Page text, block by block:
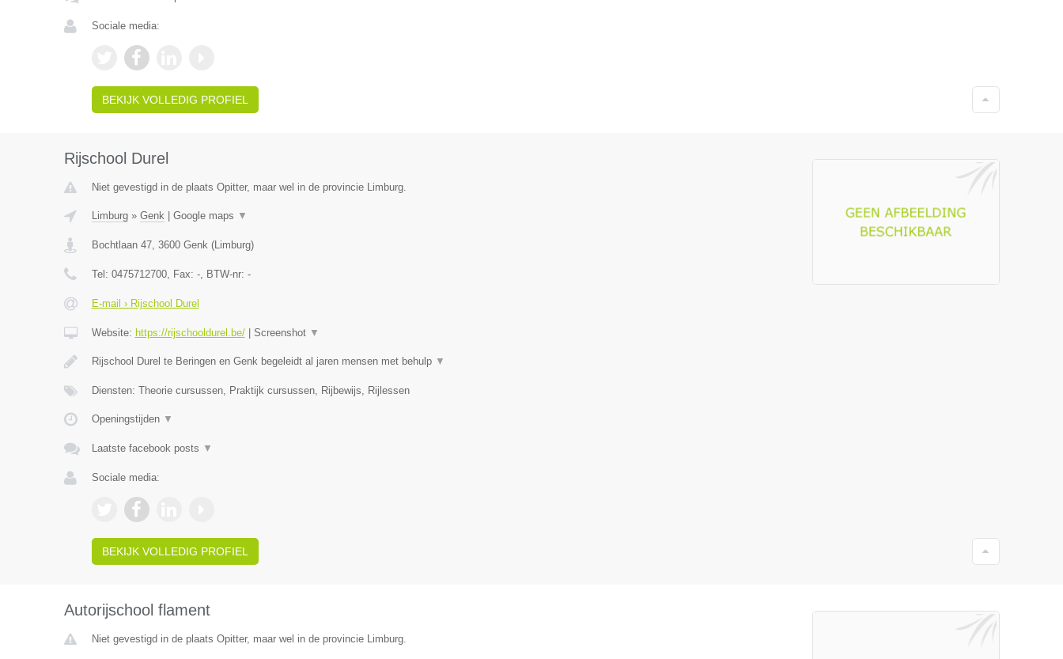
Sociale media:
BEKIJK VOLLEDIG PROFIEL
Rijschool Durel
Niet gevestigd in de plaats Opitter, maar wel in de provincie Limburg.
Limburg» Genk| Google maps ▼
Bochtlaan 47, 3600 Genk(Limburg)
Tel: 0475712700, Fax: -, BTW-nr: -
E-mail › Rijschool Durel
Website: https://rijschooldurel.be/| Screenshot ▼
Rijschool Durel te Beringen en Genk begeleidt al jaren mensen met behulp ▼
Diensten: Theorie cursussen, Praktijk cursussen, Rijbewijs, Rijlessen
Openingstijden ▼
Laatste facebook posts ▼
Sociale media:
BEKIJK VOLLEDIG PROFIEL
Autorijschool flament
Niet gevestigd in de plaats Opitter, maar wel in de provincie Limburg.